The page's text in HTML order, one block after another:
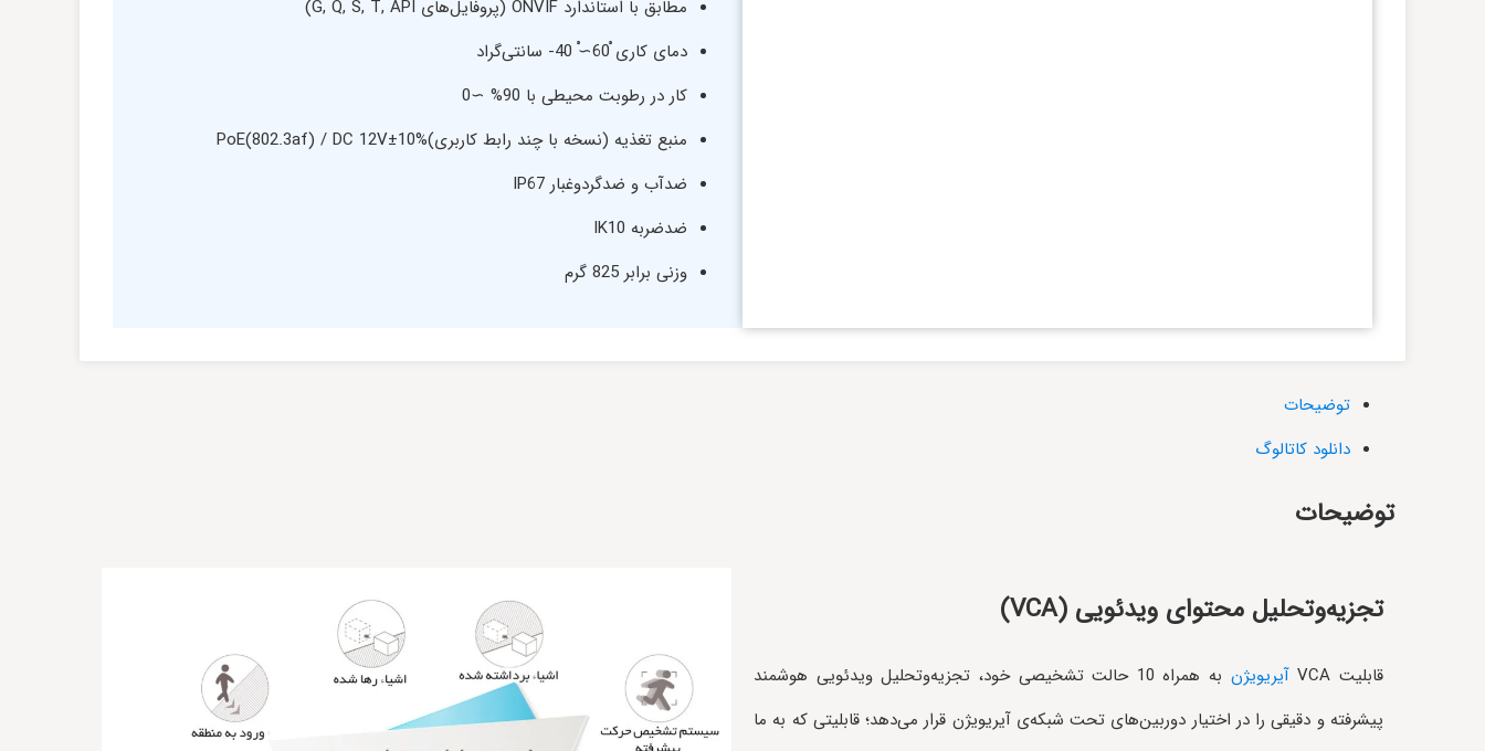
مطابق با استاندارد ONVIF (پروفایل‌های G, Q, S, T, API)
دمای کاری ﹾ60∼ﹾ 40- سانتی‌گراد
کار در رطوبت محیطی با 90% ∼0
منبع تغذیه (نسخه با چند رابط کاربری)PoE(802.3af) / DC 12V±10%
ضدآب و ضدگردوغبار IP67
ضدضربه IK10
وزنی برابر 825 گرم
توضیحات
دانلود کاتالوگ
توضیحات
تجزیه‌و‌تحلیل محتوای ویدئویی (VCA)
قابلیت VCA آیریویژن
به همراه 10 حالت تشخیصی خود، تجزیه‌و‌تحلیل ویدئویی هوشمند
پیشرفته و دقیقی را در اختیار دوربین‌های تحت شبکه‌ی آیریویژن قرار می‌دهد؛ قابلیتی که به ما